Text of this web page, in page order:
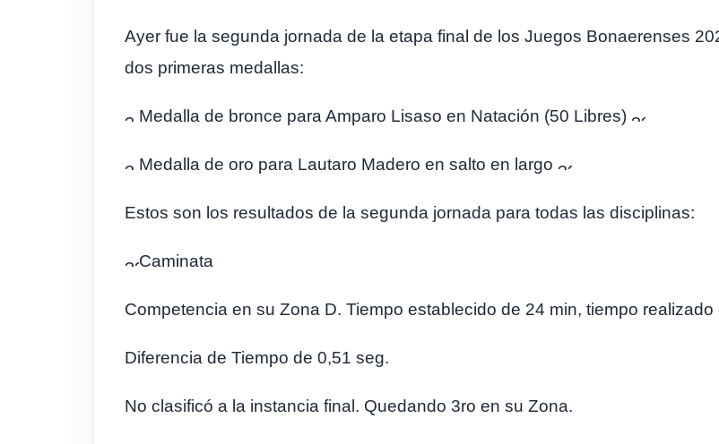
Ayer fue la segunda jornada de la etapa final de los Juegos Bonaerenses
dos primeras medallas:
Medalla de bronce para Amparo Lisaso en Natación (50 Libres)
Medalla de oro para Lautaro Madero en salto en largo
Estos son los resultados de la segunda jornada para todas las disciplinas:
Caminata
Competencia en su Zona D. Tiempo establecido de 24 min, tiempo
Diferencia de Tiempo de 0,51 seg.
No clasificó a la instancia final. Quedando 3ro en su Zona.